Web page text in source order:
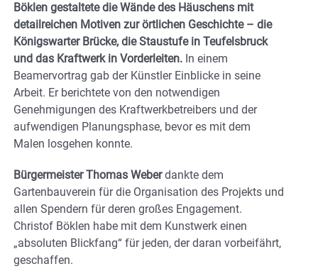
Böklen gestaltete die Wände des Häuschens mit
detailreichen Motiven zur örtlichen Geschichte – die
Königswarter Brücke, die Staustufe in Teufelsbruck
und das Kraftwerk in Vorderleiten. In einem
Beamervortrag gab der Künstler Einblicke in seine
Arbeit. Er berichtete von den notwendigen
Genehmigungen des Kraftwerkbetreibers und der
aufwendigen Planungsphase, bevor es mit dem
Malen losgehen konnte.
Bürgermeister Thomas Weberdankte dem
Gartenbauverein für die Organisation des Projekts und
allen Spendern für deren großes Engagement.
Christof Böklen habe mit dem Kunstwerk einen
„absoluten Blickfang“ für jeden, der daran vorbeifährt,
geschaffen.